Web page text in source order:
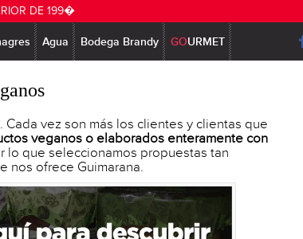
DE 199�
Agua Bodega Brandy GOURMET
Cada vez son más los clientes y clientas que
veganos o elaborados enteramente con
lo que seleccionamos propuestas tan
nos ofrece Guimarana.